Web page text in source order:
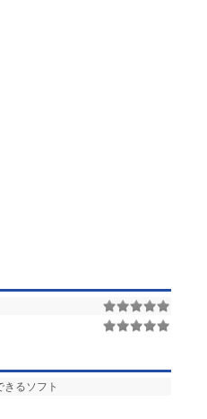
るソフト